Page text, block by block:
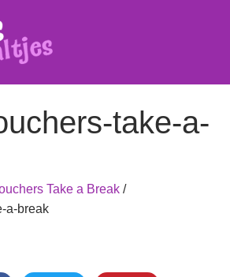
take-a-
Take a Break /
a-break